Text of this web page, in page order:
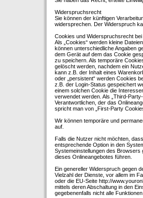
Widerspruchsrecht
Sie können der künftigen
widersprechen. Der Widerspruch
Cookies und Widerspruchsrecht
Als „Cookies“ werden kleine
können unterschiedliche Angaben
dem Gerät auf dem das Cookie
zu speichern. Als temporäre
gelöscht werden, nachdem ein
kann z.B. der Inhalt eines
oder „persistent“ werden Cookies
z.B. der Login-Status gespeichert
einem solchen Cookie die
verwendet werden. Als „Third-
Verantwortlichen, der das
spricht man von „First-Party
Wir können temporäre und
auf.
Falls die Nutzer nicht möchten,
entsprechende Option in den
Systemeinstellungen des
dieses Onlineangebotes führen.
Ein genereller Widerspruch gegen
Vielzahl der Dienste, vor allem im
oder die EU-Seite http://
mittels deren Abschaltung in den
gegebenenfalls nicht alle